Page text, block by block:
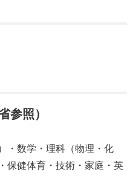
参照）
・数学・理科（物理・化
保健体育・技術・家庭・英